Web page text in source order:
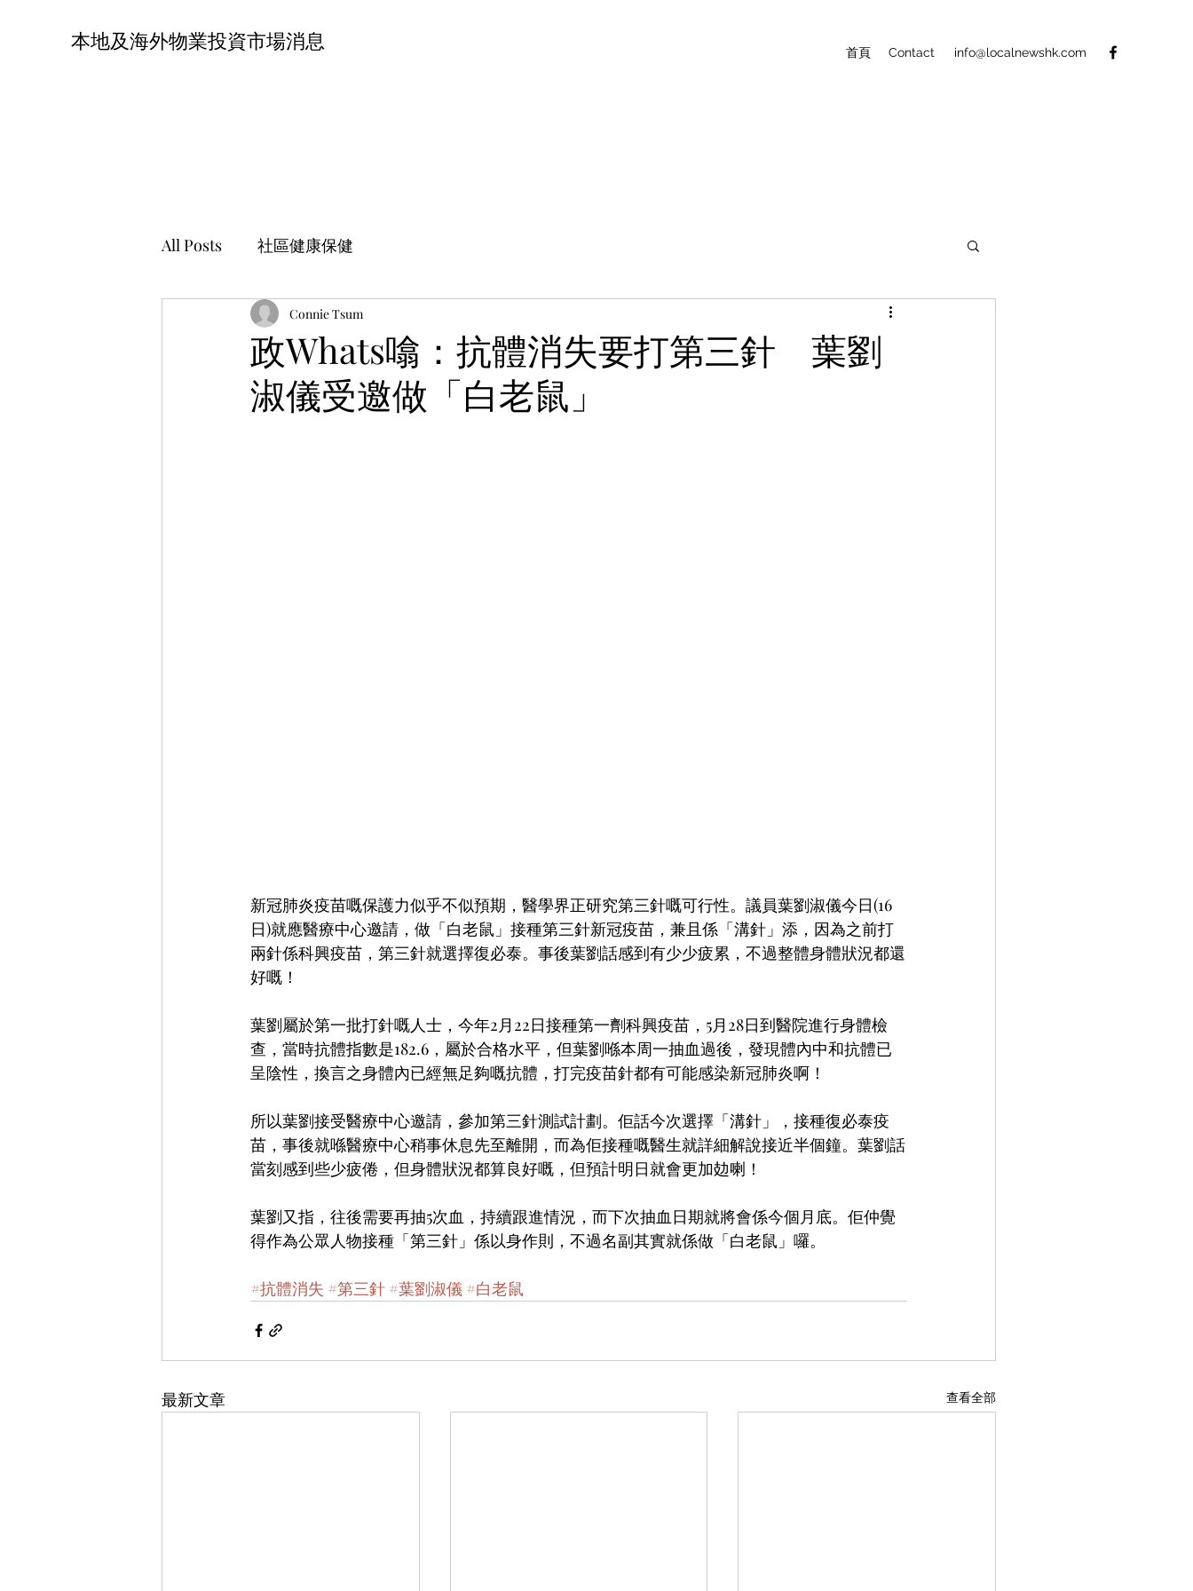
本地及海外物業投資市場消息 首頁 Contact info@localnewshk.com
All Posts 社區健康保健
政Whats噏：抗體消失要打第三針 葉劉
淑儀受邀做「白老鼠」
Connie Tsum
新冠肺炎疫苗嘅保護力似乎不似預期，醫學界正研究第三針嘅可行性。議員葉劉淑儀今日(16
日)就應醫療中心邀請，做「白老鼠」接種第三針新冠疫苗，兼且係「溝針」添，因為之前打
兩針係科興疫苗，第三針就選擇復必泰。事後葉劉話感到有少少疲累，不過整體身體狀況都還
好嘅！
葉劉屬於第一批打針嘅人士，今年2月22日接種第一劑科興疫苗，5月28日到醫院進行身體檢
查，當時抗體指數是182.6，屬於合格水平，但葉劉喺本周一抽血過後，發現體內中和抗體已
呈陰性，換言之身體內已經無足夠嘅抗體，打完疫苗針都有可能感染新冠肺炎啊！
所以葉劉接受醫療中心邀請，參加第三針測試計劃。佢話今次選擇「溝針」，接種復必泰疫
苗，事後就喺醫療中心稍事休息先至離開，而為佢接種嘅醫生就詳細解說接近半個鐘。葉劉話
當刻感到些少疲倦，但身體狀況都算良好嘅，但預計明日就會更加攰喇！
葉劉又指，往後需要再抽5次血，持續跟進情況，而下次抽血日期就將會係今個月底。佢仲覺
得作為公眾人物接種「第三針」係以身作則，不過名副其實就係做「白老鼠」囉。
#抗體消失 #第三針 #葉劉淑儀 #白老鼠
最新文章 查看全部